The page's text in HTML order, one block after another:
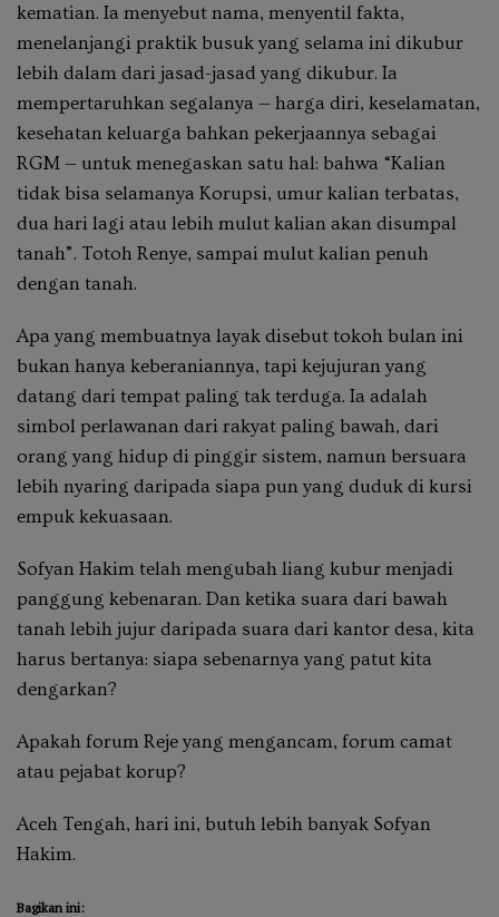
kematian. Ia menyebut nama, menyentil fakta,
menelanjangi praktik busuk yang selama ini dikubur
lebih dalam dari jasad-jasad yang dikubur. Ia
mempertaruhkan segalanya — harga diri, keselamatan,
kesehatan keluarga bahkan pekerjaannya sebagai
RGM — untuk menegaskan satu hal: bahwa “Kalian
tidak bisa selamanya Korupsi, umur kalian terbatas,
dua hari lagi atau lebih mulut kalian akan disumpal
tanah”. Totoh Renye, sampai mulut kalian penuh
dengan tanah.
Apa yang membuatnya layak disebut tokoh bulan ini
bukan hanya keberaniannya, tapi kejujuran yang
datang dari tempat paling tak terduga. Ia adalah
simbol perlawanan dari rakyat paling bawah, dari
orang yang hidup di pinggir sistem, namun bersuara
lebih nyaring daripada siapa pun yang duduk di kursi
empuk kekuasaan.
Sofyan Hakim telah mengubah liang kubur menjadi
panggung kebenaran. Dan ketika suara dari bawah
tanah lebih jujur daripada suara dari kantor desa, kita
harus bertanya: siapa sebenarnya yang patut kita
dengarkan?
Apakah forum Reje yang mengancam, forum camat
atau pejabat korup?
Aceh Tengah, hari ini, butuh lebih banyak Sofyan
Hakim.
Bagikan ini: